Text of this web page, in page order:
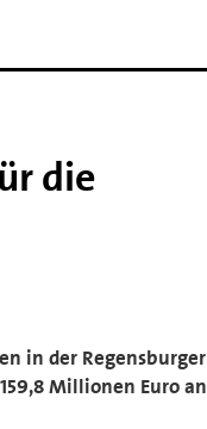
die
in der Regensburger
Millionen Euro an